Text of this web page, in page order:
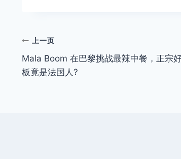
文
章
上一页
Mala Boom 在巴黎挑战最辣中餐，正宗
板竟是法国人?